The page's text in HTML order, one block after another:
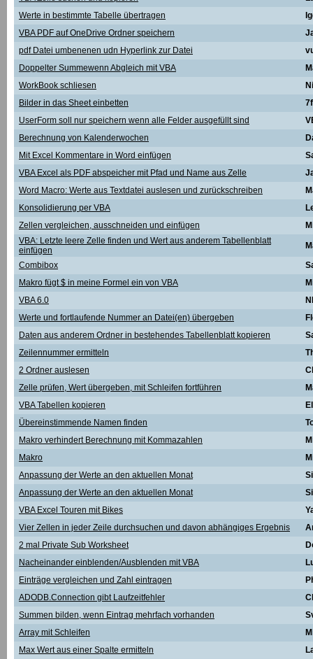
Werte in bestimmte Tabelle übertragen
VBA PDF auf OneDrive Ordner speichern
pdf Datei umbenenen udn Hyperlink zur Datei
Doppelter Summewenn Abgleich mit VBA
WorkBook schliesen
Bilder in das Sheet einbetten
UserForm soll nur speichern wenn alle Felder ausgefüllt sind
Berechnung von Kalenderwochen
Mit Excel Kommentare in Word einfügen
VBA Excel als PDF abspeicher mit Pfad und Name aus Zelle
Word Macro: Werte aus Textdatei auslesen und zurückschreiben
Konsolidierung per VBA
Zellen vergleichen, ausschneiden und einfügen
VBA: Letzte leere Zelle finden und Wert aus anderem Tabellenblatt
einfügen
Combibox
Makro fügt $ in meine Formel ein von VBA
VBA 6.0
Werte und fortlaufende Nummer an Datei(en) übergeben
Daten aus anderem Ordner in bestehendes Tabellenblatt kopieren
Zeilennummer ermitteln
2 Ordner auslesen
Zelle prüfen, Wert übergeben, mit Schleifen fortführen
VBA Tabellen kopieren
Übereinstimmende Namen finden
Makro verhindert Berechnung mit Kommazahlen
Makro
Anpassung der Werte an den aktuellen Monat
Anpassung der Werte an den aktuellen Monat
VBA Excel Touren mit Bikes
Vier Zellen in jeder Zeile durchsuchen und davon abhängiges Ergebnis
2 mal Private Sub Worksheet
Nacheinander einblenden/Ausblenden mit VBA
Einträge vergleichen und Zahl eintragen
ADODB.Connection gibt Laufzeitfehler
Summen bilden, wenn Eintrag mehrfach vorhanden
Array mit Schleifen
Max Wert aus einer Spalte ermitteln